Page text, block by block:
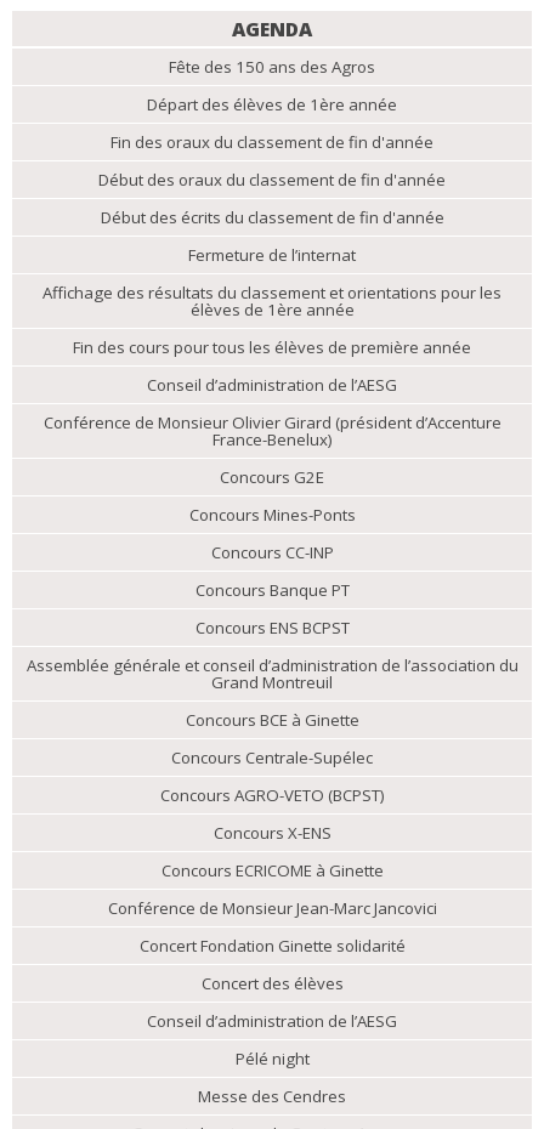
AGENDA
Fête des 150 ans des Agros
Départ des élèves de 1ère année
Fin des oraux du classement de fin d'année
Début des oraux du classement de fin d'année
Début des écrits du classement de fin d'année
Fermeture de l’internat
Affichage des résultats du classement et orientations pour les
élèves de 1ère année
Fin des cours pour tous les élèves de première année
Conseil d’administration de l’AESG
Conférence de Monsieur Olivier Girard (président d’Accenture
France-Benelux)
Concours G2E
Concours Mines-Ponts
Concours CC-INP
Concours Banque PT
Concours ENS BCPST
Assemblée générale et conseil d’administration de l’association du
Grand Montreuil
Concours BCE à Ginette
Concours Centrale-Supélec
Concours AGRO-VETO (BCPST)
Concours X-ENS
Concours ECRICOME à Ginette
Conférence de Monsieur Jean-Marc Jancovici
Concert Fondation Ginette solidarité
Concert des élèves
Conseil d’administration de l’AESG
Pélé night
Messe des Cendres